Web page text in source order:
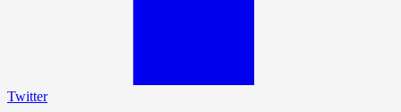
Twitter